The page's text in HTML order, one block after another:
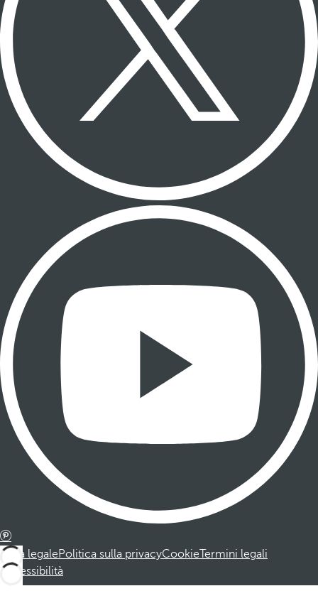
Nota legalePolitica sulla privacyCookieTermini legali
Accessibilità